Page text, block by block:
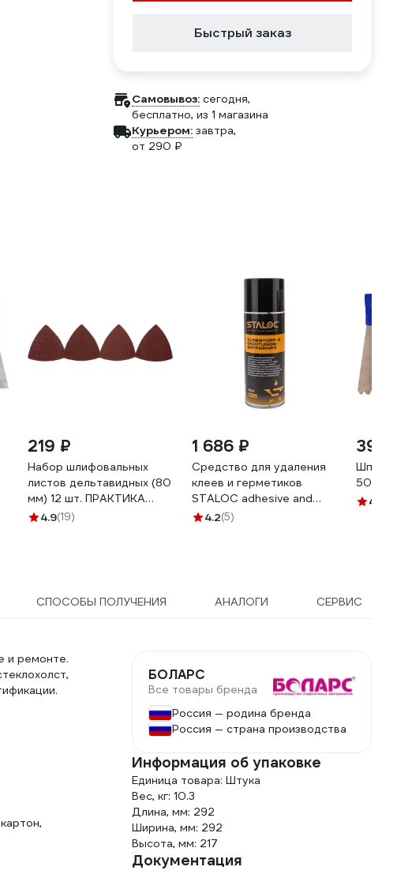
Быстрый заказ
Самовывоз: сегодня,
бесплатно, из 1 магазина
Курьером: завтра,
от 290 ₽
219 ₽
Набор шлифовальных
листов дельтавидных (80
мм) 12 шт. ПРАКТИКА
240-423
4.9(19)
1 686 ₽
Средство для удаления
клеев и герметиков
STALOC adhesive and
gasket remover sq-740
4.2(5)
396
4.5
СПОСОБЫ ПОЛУЧЕНИЯ АНАЛОГИ СЕРВИС
и ремонте.
БОЛАРС
Все товары бренда
Россия — родина бренда
Россия — страна производства
Информация об упаковке
Единица товара: Штука
Вес, кг: 10.3
Длина, мм: 292
Ширина, мм: 292
Высота, мм: 217
Документация